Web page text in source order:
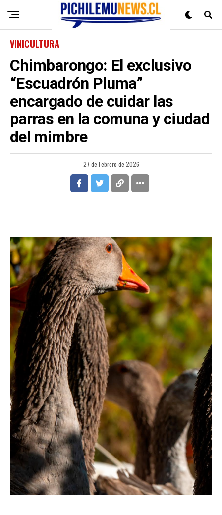
VINICULTURA
Chimbarongo: El exclusivo
“Escuadrón Pluma”
encargado de cuidar las
parras en la comuna y ciudad
del mimbre
27 de Febrero de 2026